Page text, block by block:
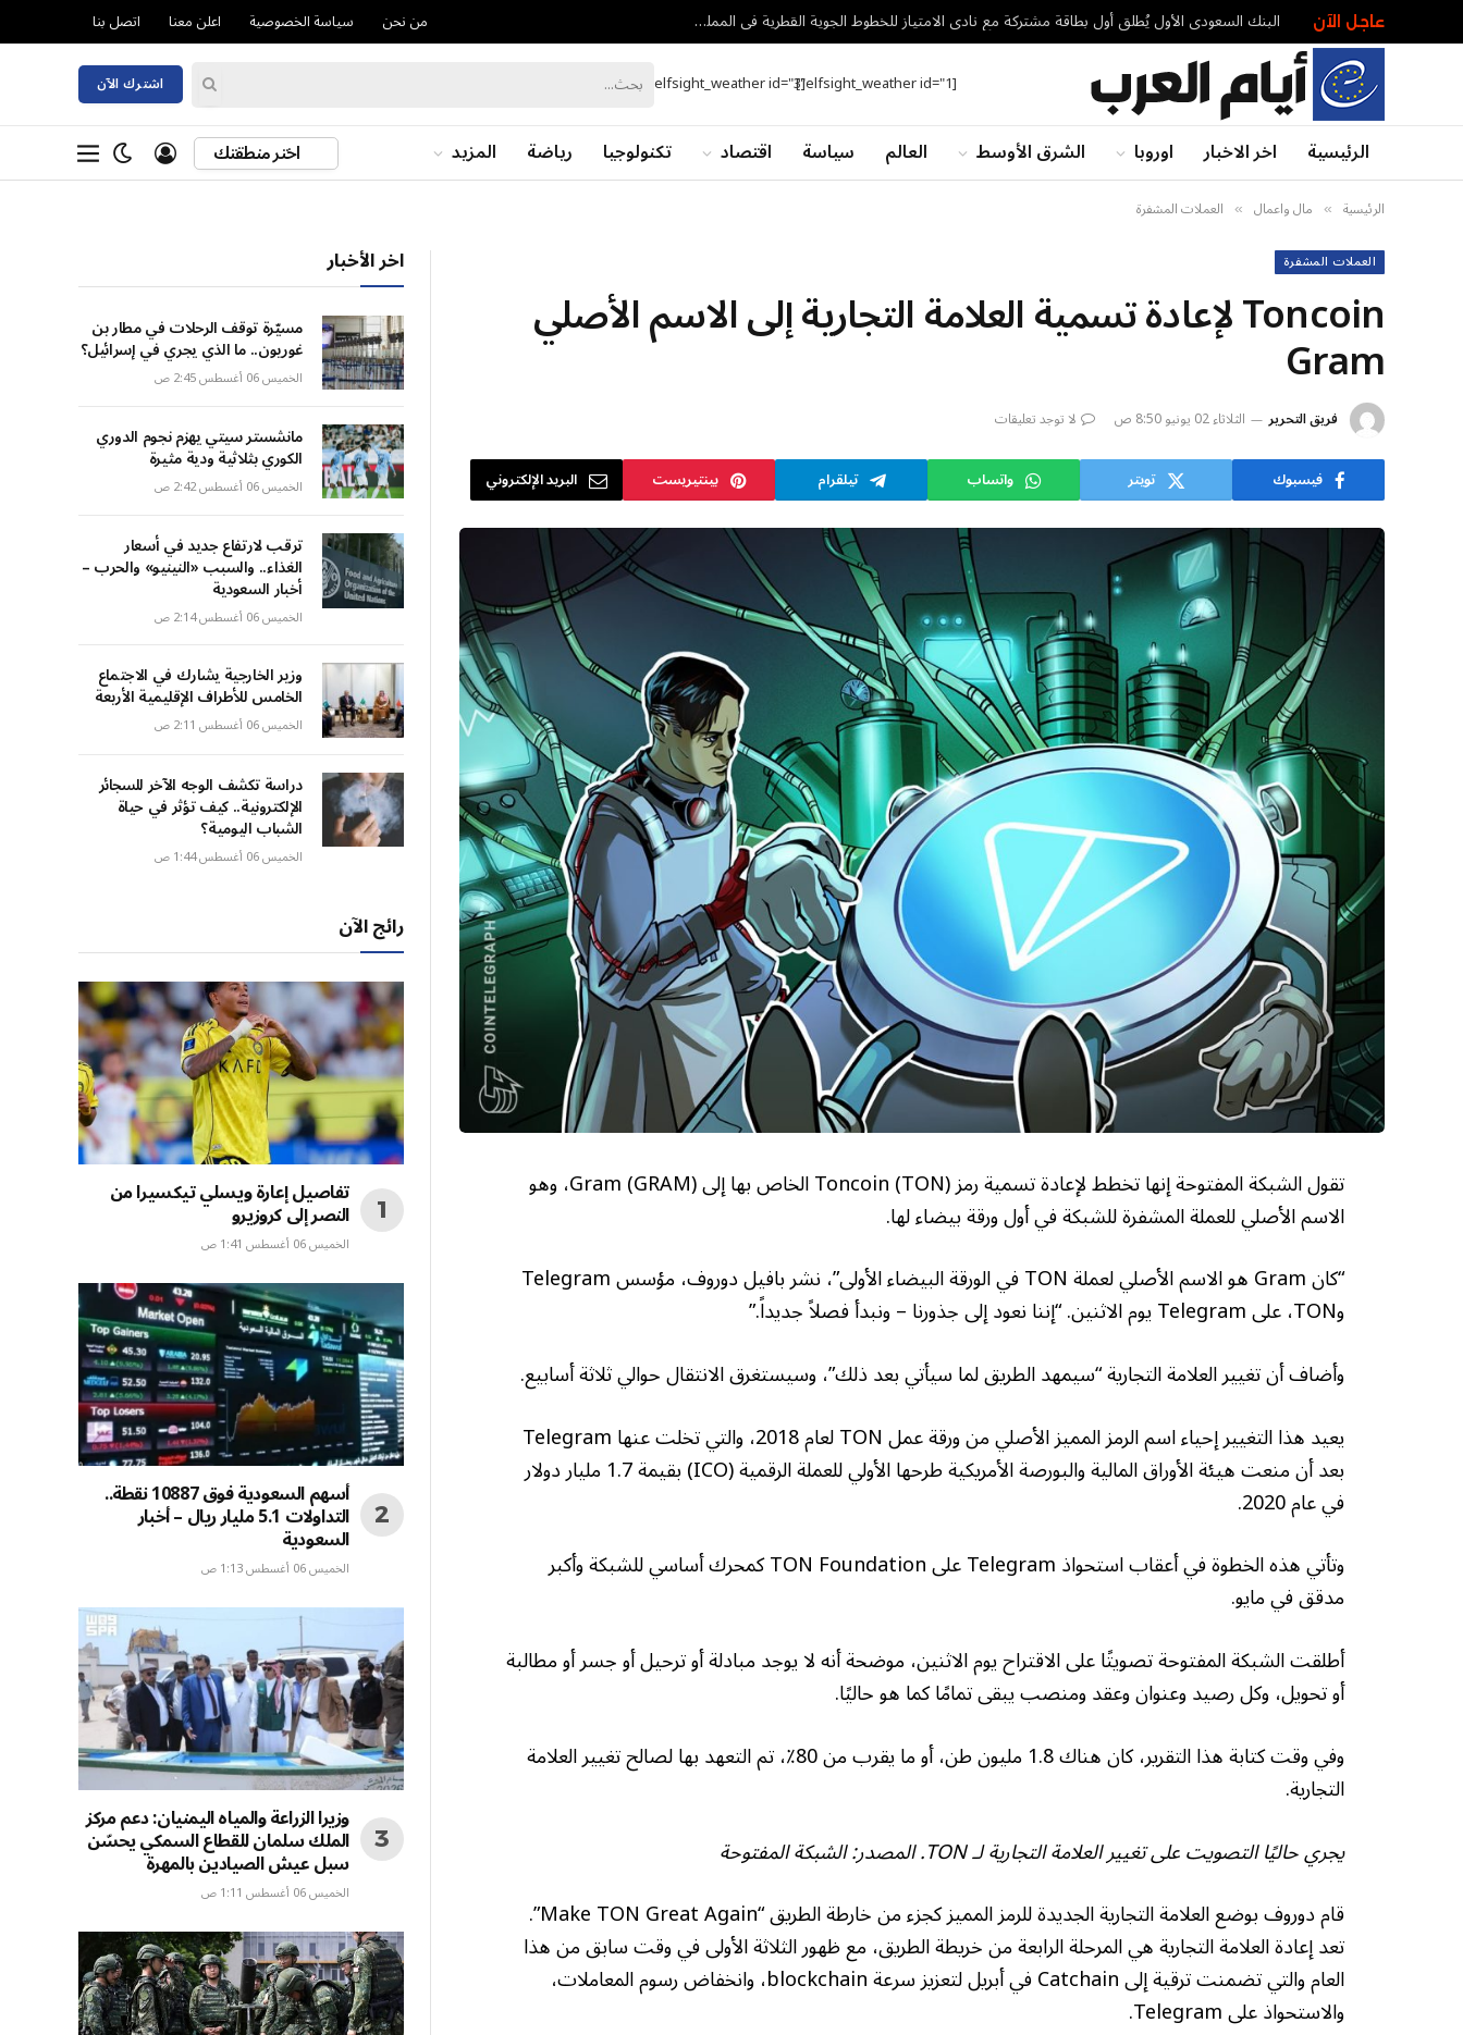
عاجل الآن البنك السعودي الأول يُطلق أول بطاقة مشتركة مع نادي الامتياز للخطوط الجوية القطرية في المملكة – أخبار السعودية من نحن سياسة الخصوصية اعلن معنا اتصل بنا
[elfsight_weather id="1"]
[elfsight_weather id="3"] اشترك الآن
الرئيسية اخر الاخبار اوروبا الشرق الأوسط العالم سياسة اقتصاد تكنولوجيا رياضة المزيد اختر منطقتك
الرئيسية » مال واعمال » العملات المشفرة
العملات المشفرة
Toncoin لإعادة تسمية العلامة التجارية إلى الاسم الأصلي
Gram
فريق التحرير الثلاثاء 02 يونيو 8:50 ص لا توجد تعليقات
فيسبوك تويتر واتساب تيلقرام بينتيريست البريد الإلكتروني
تقول الشبكة المفتوحة إنها تخطط لإعادة تسمية رمز Toncoin (TON) الخاص بها إلى Gram (GRAM)، وهو
الاسم الأصلي للعملة المشفرة للشبكة في أول ورقة بيضاء لها.
“كان Gram هو الاسم الأصلي لعملة TON في الورقة البيضاء الأولى”، نشر بافيل دوروف، مؤسس Telegram
وTON، على Telegram يوم الاثنين. “إننا نعود إلى جذورنا – ونبدأ فصلاً جديداً.”
وأضاف أن تغيير العلامة التجارية “سيمهد الطريق لما سيأتي بعد ذلك”، وسيستغرق الانتقال حوالي ثلاثة أسابيع.
يعيد هذا التغيير إحياء اسم الرمز المميز الأصلي من ورقة عمل TON لعام 2018، والتي تخلت عنها Telegram
بعد أن منعت هيئة الأوراق المالية والبورصة الأمريكية طرحها الأولي للعملة الرقمية (ICO) بقيمة 1.7 مليار دولار
في عام 2020.
وتأتي هذه الخطوة في أعقاب استحواذ Telegram على TON Foundation كمحرك أساسي للشبكة وأكبر
مدقق في مايو.
أطلقت الشبكة المفتوحة تصويتًا على الاقتراح يوم الاثنين، موضحة أنه لا يوجد مبادلة أو ترحيل أو جسر أو مطالبة
أو تحويل، وكل رصيد وعنوان وعقد ومنصب يبقى تمامًا كما هو حاليًا.
وفي وقت كتابة هذا التقرير، كان هناك 1.8 مليون طن، أو ما يقرب من 80٪، تم التعهد بها لصالح تغيير العلامة
التجارية.
يجري حاليًا التصويت على تغيير العلامة التجارية لـ TON. المصدر: الشبكة المفتوحة
قام دوروف بوضع العلامة التجارية الجديدة للرمز المميز كجزء من خارطة الطريق “Make TON Great Again”.
تعد إعادة العلامة التجارية هي المرحلة الرابعة من خريطة الطريق، مع ظهور الثلاثة الأولى في وقت سابق من هذا
العام والتي تضمنت ترقية إلى Catchain في أبريل لتعزيز سرعة blockchain، وانخفاض رسوم المعاملات،
والاستحواذ على Telegram.
اخر الأخبار
مسيّرة توقف الرحلات في مطار بن
غوريون.. ما الذي يجري في إسرائيل؟
الخميس 06 أغسطس 2:45 ص
مانشستر سيتي يهزم نجوم الدوري
الكوري بثلاثية ودية مثيرة
الخميس 06 أغسطس 2:42 ص
ترقب لارتفاع جديد في أسعار
الغذاء.. والسبب «النينيو» والحرب –
أخبار السعودية
الخميس 06 أغسطس 2:14 ص
وزير الخارجية يشارك في الاجتماع
الخامس للأطراف الإقليمية الأربعة
الخميس 06 أغسطس 2:11 ص
دراسة تكشف الوجه الآخر للسجائر
الإلكترونية.. كيف تؤثر في حياة
الشباب اليومية؟
الخميس 06 أغسطس 1:44 ص
رائج الآن
تفاصيل إعارة ويسلي تيكسيرا من
النصر إلى كروزيرو
الخميس 06 أغسطس 1:41 ص
أسهم السعودية فوق 10887 نقطة..
التداولات 5.1 مليار ريال – أخبار
السعودية
الخميس 06 أغسطس 1:13 ص
وزيرا الزراعة والمياه اليمنيان: دعم مركز
الملك سلمان للقطاع السمكي يحسّن
سبل عيش الصيادين بالمهرة
الخميس 06 أغسطس 1:11 ص